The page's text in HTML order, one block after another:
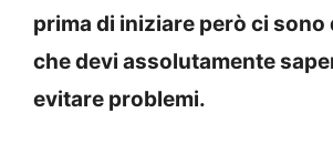
prima di iniziare però ci sono
che devi assolutamente
evitare problemi.